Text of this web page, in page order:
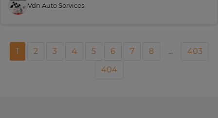
Vdn Auto Services
1 2 3 4 5 6 7 8 ...
403
404